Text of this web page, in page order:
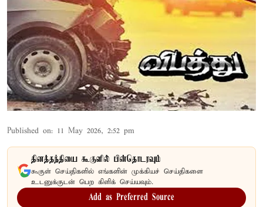
Published on: 11 May 2026, 2:52 pm
தினத்தந்தியை கூகுளில் பின்தொடரவும்
கூகுள் செய்திகளில் எங்களின் முக்கியச் செய்திகளை
உடனுக்குடன் பெற கிளிக் செய்யவும்.
Add as Preferred Source